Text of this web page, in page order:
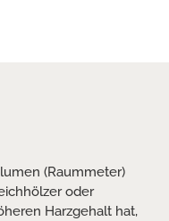
(Raummeter)
oder
Harzgehalt hat,